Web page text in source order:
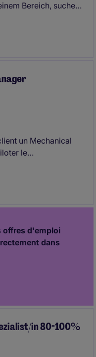
Bereich, suchen
Hunter-
Verständnis
Konditionen sowie
un Mechanical
le
offres d'emploi
dans
in 80-100%